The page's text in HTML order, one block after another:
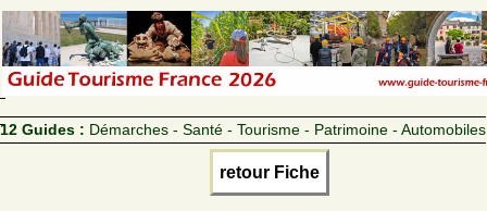
12 Guides : Démarches - Santé - Tourisme - Patrimoine - Automobiles
retour Fiche